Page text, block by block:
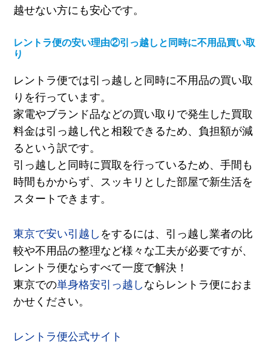
越せない方にも安心です。
レントラ便の安い理由②引っ越しと同時に不用品買い取
り
レントラ便では引っ越しと同時に不用品の買い取
りを行っています。
家電やブランド品などの買い取りで発生した買取
料金は引っ越し代と相殺できるため、負担額が減
るという訳です。
引っ越しと同時に買取を行っているため、手間も
時間もかからず、スッキリとした部屋で新生活を
スタートできます。
東京で安い引越し をするには、引っ越し業者の比
較や不用品の整理など様々な工夫が必要ですが、
レントラ便ならすべて一度で解決！
東京での単身格安引っ越し ならレントラ便におま
かせください。
レントラ便公式サイト